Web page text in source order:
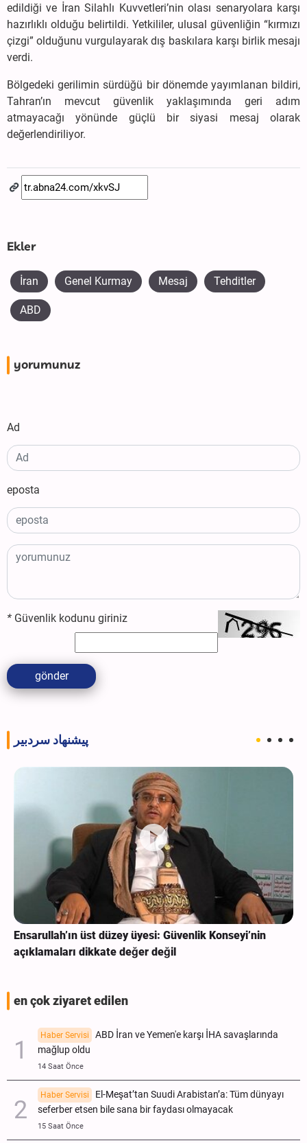
edildiği ve İran Silahlı Kuvvetleri’nin olası senaryolara karşı
hazırlıklı olduğu belirtildi. Yetkililer, ulusal güvenliğin “kırmızı
çizgi” olduğunu vurgulayarak dış baskılara karşı birlik mesajı
verdi.
Bölgedeki gerilimin sürdüğü bir dönemde yayımlanan bildiri,
Tahran’ın mevcut güvenlik yaklaşımında geri adım
atmayacağı yönünde güçlü bir siyasi mesaj olarak
değerlendiriliyor.
Ekler
İran Genel Kurmay Mesaj Tehditler
ABD
yorumunuz
Ad
eposta
* Güvenlik kodunu giriniz
gönder
پیشنهاد سردبیر
Ensarullah’ın üst düzey üyesi: Güvenlik Konseyi’nin
açıklamaları dikkate değer değil
en çok ziyaret edilen
Haber Servisi
ABD İran ve Yemen'e karşı İHA savaşlarında
mağlup oldu
14 Saat Önce
Haber Servisi
El-Meşat’tan Suudi Arabistan’a: Tüm dünyayı
seferber etsen bile sana bir faydası olmayacak
15 Saat Önce